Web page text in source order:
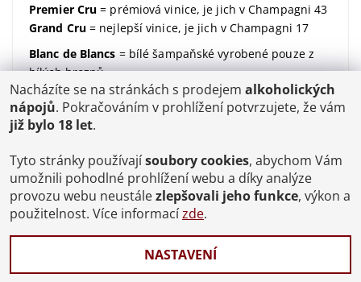
Premier Cru = prémiová vinice, je jich v Champagni 43
Grand Cru= nejlepší vinice, je jich v Champagni 17
Blanc de Blancs = bílé šampaňské vyrobené pouze z
bílých hroznů
Blanc de Noirs= bílé šampaňské vyrobené pouze z
modrých hroznů
dosáž / dosage / dávkování
cukru (udávané v gramech na litr)
Brut= suchý; značí kolik dodaného cukru v sobě
šampaňské má; více zde
degorgement / disgorgement / degorzáž / odstřelení
/ odkalení= proces, kdy se šampaňské zbaví kvasinek
a ukončí se tak jeho druhé zrání
Nacházíte se na stránkách s prodejem alkoholických
nápojů. Pokračováním v prohlížení potvrzujete, že vám
již bylo 18 let.
Tyto stránky používajísoubory cookies, abychom Vám
umožnili pohodlné prohlížení webu a díky analýze
provozu webu neustálezlepšovali jeho funkce, výkon a
použitelnost. Více informacízde.
NASTAVENÍ